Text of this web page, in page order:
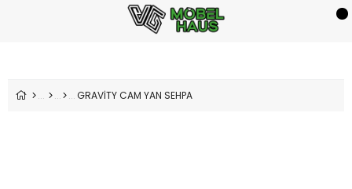
GRAVİTY CAM YAN SEHPA